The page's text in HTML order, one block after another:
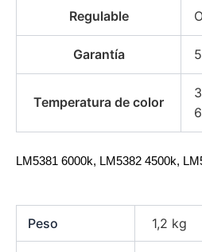
Regulable
Garantía
Temperatura de color
LM5381 6000k, LM5382 4500k,
Peso 1,2 kg